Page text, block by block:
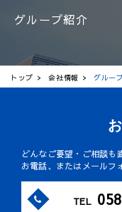
グループ紹介
トップ 会社情報 グルー
どんなご要望・ご相談も
お電話、またはメールフ
TEL